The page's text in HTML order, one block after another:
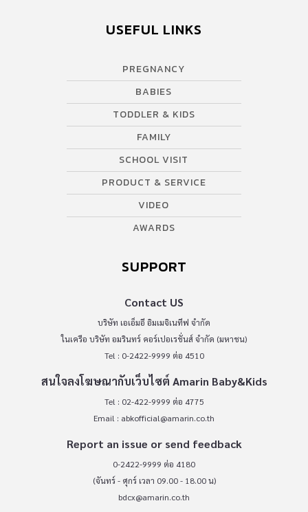
USEFUL LINKS
PREGNANCY
BABIES
TODDLER & KIDS
FAMILY
SCHOOL VISIT
PRODUCT & SERVICE
VIDEO
AWARDS
SUPPORT
Contact US
บริษัท เอเอ็มอี อิมเมจิเนทีฟ จำกัด
ในเครือ บริษัท อมรินทร์ คอร์เปอเรชั่นส์ จำกัด (มหาชน)
Tel : 0-2422-9999 ต่อ 4510
สนใจลงโฆษณากับเว็บไซต์ Amarin Baby&Kids
Tel : 02-422-9999 ต่อ 4775
Email : abkofficial@amarin.co.th
Report an issue or send feedback
0-2422-9999 ต่อ 4180
(จันทร์ - ศุกร์ เวลา 09.00 - 18.00 น)
bdcx@amarin.co.th